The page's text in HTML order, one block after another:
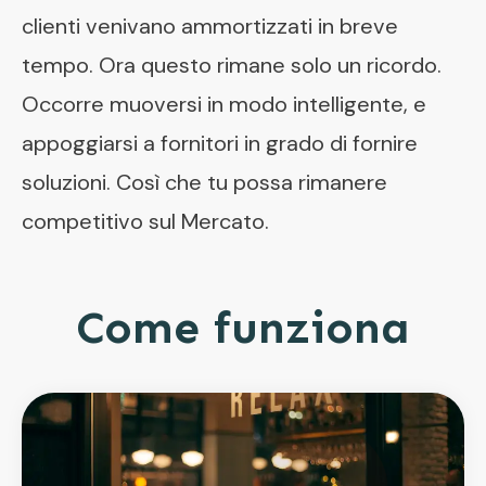
clienti venivano ammortizzati in breve
tempo. Ora questo rimane solo un ricordo.
Occorre muoversi in modo intelligente, e
appoggiarsi a fornitori in grado di fornire
soluzioni. Così che tu possa rimanere
competitivo sul Mercato.
Come funziona